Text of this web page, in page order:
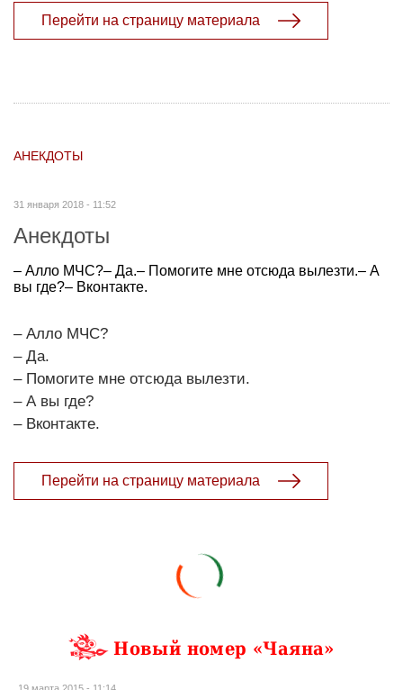
Перейти на страницу материала
АНЕКДОТЫ
31 января 2018 - 11:52
Анекдоты
– Алло МЧС?– Да.– Помогите мне отсюда вылезти.– А
вы где?– Вконтакте.
– Алло МЧС?
– Да.
– Помогите мне отсюда вылезти.
– А вы где?
– Вконтакте.
Перейти на страницу материала
Новый номер «Чаяна»